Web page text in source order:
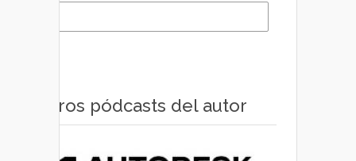
Otros pódcasts del autor